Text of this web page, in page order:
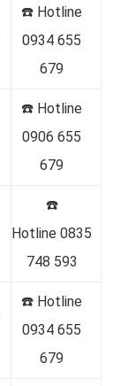
☎️ Hotline
0934 655
679
☎️ Hotline
0906 655
679
☎️
Hotline 0835
748 593
☎️ Hotline
0934 655
679